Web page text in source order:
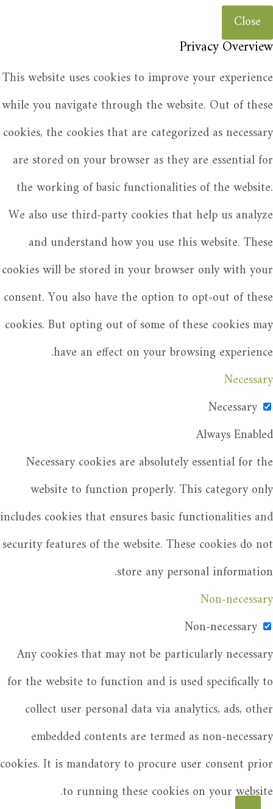
Close
Privacy Overview
This website uses cookies to improve your experience
while you navigate through the website. Out of these
cookies, the cookies that are categorized as necessary
are stored on your browser as they are essential for
the working of basic functionalities of the website.
We also use third-party cookies that help us analyze
and understand how you use this website. These
cookies will be stored in your browser only with your
consent. You also have the option to opt-out of these
cookies. But opting out of some of these cookies may
have an effect on your browsing experience.
Necessary
Necessary
Always Enabled
Necessary cookies are absolutely essential for the
website to function properly. This category only
includes cookies that ensures basic functionalities and
security features of the website. These cookies do not
store any personal information.
Non-necessary
Non-necessary
Any cookies that may not be particularly necessary
for the website to function and is used specifically to
collect user personal data via analytics, ads, other
embedded contents are termed as non-necessary
cookies. It is mandatory to procure user consent prior
to running these cookies on your website.